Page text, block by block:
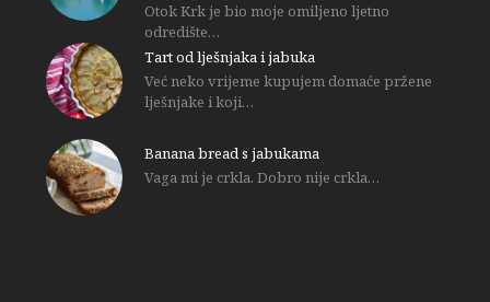
Otok Krk je bio moje omiljeno ljetno
odredište…
Tart od lješnjaka i jabuka
Već neko vrijeme kupujem domaće pržene
lješnjake i koji…
Banana bread s jabukama
Vaga mi je crkla. Dobro nije crkla…